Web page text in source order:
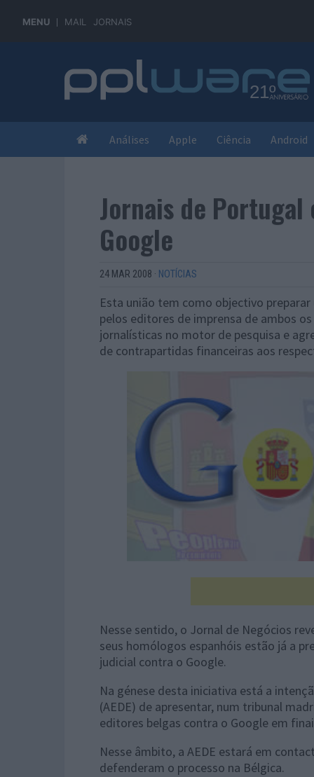
MENU MAIL JORNAIS
Análises Apple Ciência Android
Jornais de Portugal
Google
24 MAR 2008 · NOTÍCIAS
Esta união tem como objectivo
pelos editores de imprensa de ambos
jornalísticas no motor de pesquisa e
de contrapartidas financeiras aos
Nesse sentido, o Jornal de Negócios
seus homólogos espanhóis estão já a
judicial contra o Google.
Na génese desta iniciativa está a
(AEDE) de apresentar, num tribunal
editores belgas contra o Google em
Nesse âmbito, a AEDE estará em
defenderam o processo na Bélgica.